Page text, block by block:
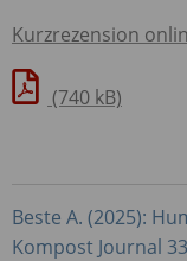
Kurzrezension
(740 kB)
Beste A. (2025):
Kompost Journal